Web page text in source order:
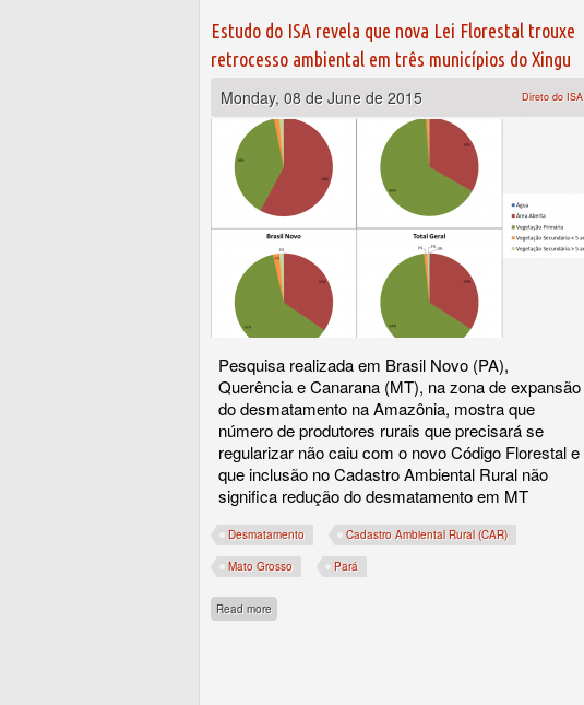
Estudo do ISA revela que nova Lei Florestal trouxe
retrocesso ambiental em três municípios do Xingu
Monday, 08 de June de 2015
Direto do ISA
Pesquisa realizada em Brasil Novo (PA),
Querência e Canarana (MT), na zona de expansão
do desmatamento na Amazônia, mostra que
número de produtores rurais que precisará se
regularizar não caiu com o novo Código Florestal e
que inclusão no Cadastro Ambiental Rural não
significa redução do desmatamento em MT
Desmatamento Cadastro Ambiental Rural (CAR)
Mato Grosso Pará
Read more